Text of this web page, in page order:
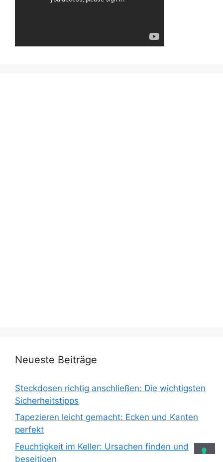
Neueste Beiträge
Steckdosen richtig anschließen: Die wichtigsten
Sicherheitstipps
Tapezieren leicht gemacht: Ecken und Kanten
perfekt
Feuchtigkeit im Keller: Ursachen finden und
beseitigen